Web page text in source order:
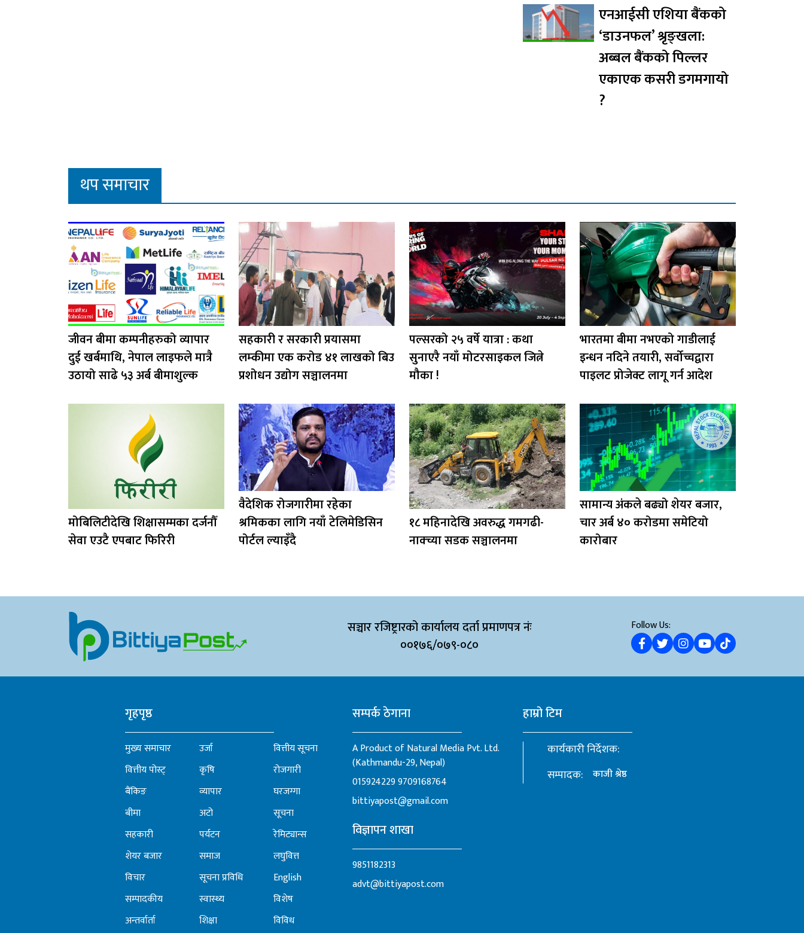
एनआईसी एशिया बैंकको
‘डाउनफल’ श्रृङ्खला:
अब्बल बैंकको पिल्लर
एकाएक कसरी डगमगायो
?
थप समाचार
जीवन बीमा कम्पनीहरुको व्यापार
दुई खर्बमाथि, नेपाल लाइफले मात्रै
उठायो साढे ५३ अर्ब बीमाशुल्क
सहकारी र सरकारी प्रयासमा
लम्कीमा एक करोड ४१ लाखको बिउ
प्रशोधन उद्योग सञ्चालनमा
पल्सरको २५ वर्षे यात्रा : कथा
सुनाएरै नयाँ मोटरसाइकल जित्ने
मौका !
भारतमा बीमा नभएको गाडीलाई
इन्धन नदिने तयारी, सर्वोच्चद्वारा
पाइलट प्रोजेक्ट लागू गर्न आदेश
मोबिलिटीदेखि शिक्षासम्मका दर्जनौँ
सेवा एउटै एपबाट फिरिरी
वैदेशिक रोजगारीमा रहेका
श्रमिकका लागि नयाँ टेलिमेडिसिन
पोर्टल ल्याइँदै
१८ महिनादेखि अवरुद्ध गमगढी-
नाक्च्या सडक सञ्चालनमा
सामान्य अंकले बढ्यो शेयर बजार,
चार अर्ब ४० करोडमा समेटियो
कारोबार
सञ्चार रजिष्ट्रारको कार्यालय दर्ता प्रमाणपत्र नंः
००१७६/०७९-०८०
Follow Us:
गृहपृष्ठ
मुख्य समाचार
वित्तीय पोस्ट्
बैंकिङ
बीमा
सहकारी
शेयर बजार
विचार
सम्पादकीय
अन्तर्वार्ता
उर्जा
कृषि
व्यापार
अटो
पर्यटन
समाज
सूचना प्रविधि
स्वास्थ्य
शिक्षा
वित्तीय सूचना
रोजगारी
घरजग्गा
सूचना
रेमिट्यान्स
लघुवित्त
English
विशेष
विविध
सम्पर्क ठेगाना
A Product of Natural Media Pvt. Ltd.
(Kathmandu-29, Nepal)
0159242299709168764
bittiyapost@gmail.com
विज्ञापन शाखा
9851182313
advt@bittiyapost.com
हाम्रो टिम
कार्यकारी निर्देशक:
सम्पादक:
काजी श्रेष्ठ